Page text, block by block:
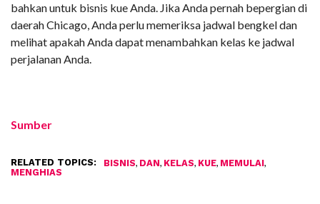
bahkan untuk bisnis kue Anda. Jika Anda pernah bepergian di
daerah Chicago, Anda perlu memeriksa jadwal bengkel dan
melihat apakah Anda dapat menambahkan kelas ke jadwal
perjalanan Anda.
Sumber
RELATED TOPICS: BISNIS, DAN, KELAS, KUE, MEMULAI,
MENGHIAS